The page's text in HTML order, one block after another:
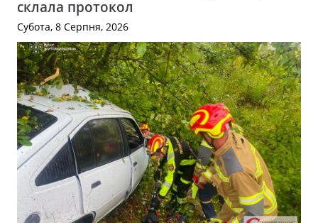
склала протокол
Субота, 8 Серпня, 2026